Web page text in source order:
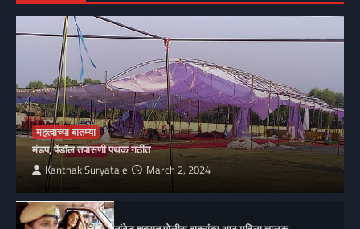
महत्वाच्या बातम्या
मंडप, पेंडॉल तपासणी पथक गठीत
Kanthak Suryatale March 2, 2024